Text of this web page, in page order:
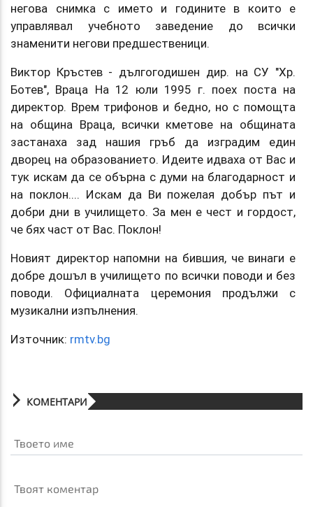
негова снимка с името и годините в които е
управлявал учебното заведение до всички
знаменити негови предшественици.
Виктор Кръстев - дългогодишен дир. на СУ "Хр.
Ботев", Враца На 12 юли 1995 г. поех поста на
директор. Врем трифонов и бедно, но с помощта
на община Враца, всички кметове на общината
застанаха зад нашия гръб да изградим един
дворец на образованието. Идеите идваха от Вас и
тук искам да се обърна с думи на благодарност и
на поклон.... Искам да Ви пожелая добър път и
добри дни в училището. За мен е чест и гордост,
че бях част от Вас. Поклон!
Новият директор напомни на бившия, че винаги е
добре дошъл в училището по всички поводи и без
поводи. Официалната церемония продължи с
музикални изпълнения.
Източник: rmtv.bg
КОМЕНТАРИ
Твоето име
Твоят коментар